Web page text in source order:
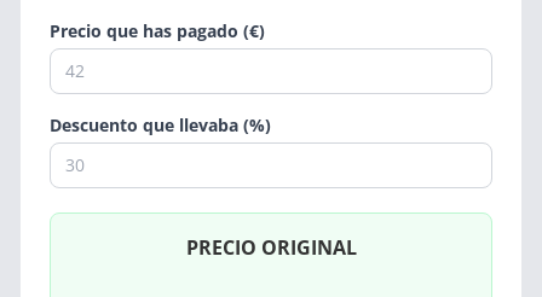
Precio que has pagado (€)
Descuento que llevaba (%)
PRECIO ORIGINAL